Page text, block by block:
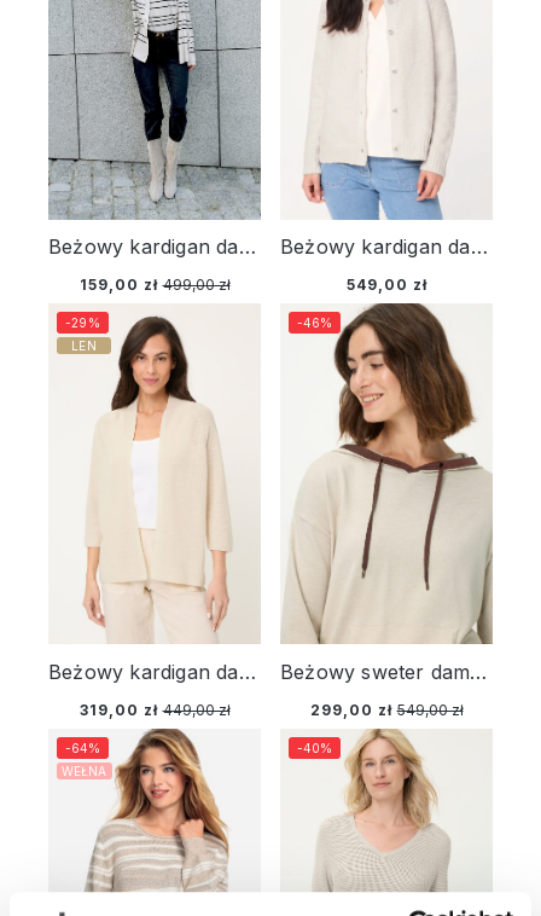
Beżowy kardigan damski Henny w paski - Urban Lights
159,00 zł 499,00 zł
Beżowy kardigan damski Henny z guzikami - Smart Casual
549,00 zł
Beżowy kardigan damski Olivia z lnem – Neo Safari
319,00 zł 449,00 zł
-29%
LEN
Beżowy sweter damski Cora z kapturem – Designer Choice
299,00 zł 549,00 zł
-46%
-64%
WEŁNA
-40%